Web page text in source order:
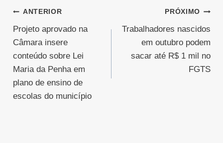
Navegação
de
Post
ANTERIOR
Projeto aprovado na
Câmara insere
conteúdo sobre Lei
Maria da Penha em
plano de ensino de
escolas do município
PRÓXIMO
Trabalhadores nascidos
em outubro podem
sacar até R$ 1 mil no
FGTS